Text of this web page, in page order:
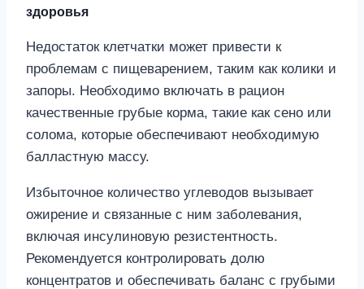
здоровья
Недостаток клетчатки может привести к
проблемам с пищеварением, таким как колики и
запоры. Необходимо включать в рацион
качественные грубые корма, такие как сено или
солома, которые обеспечивают необходимую
балластную массу.
Избыточное количество углеводов вызывает
ожирение и связанные с ним заболевания,
включая инсулиновую резистентность.
Рекомендуется контролировать долю
концентратов и обеспечивать баланс с грубыми